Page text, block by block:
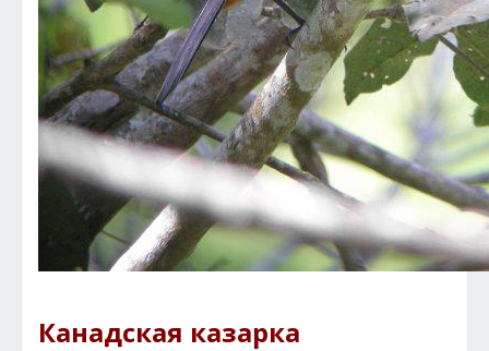
Канадская казарка